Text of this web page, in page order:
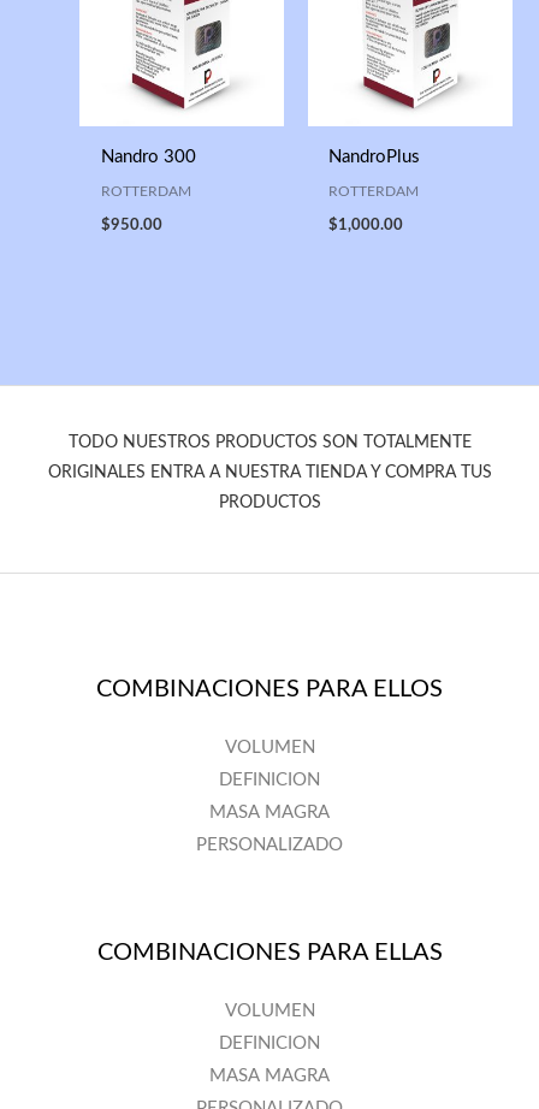
Nandro 300
ROTTERDAM
$950.00
NandroPlus
ROTTERDAM
$1,000.00
TODO NUESTROS PRODUCTOS SON TOTALMENTE
ORIGINALES ENTRA A NUESTRA TIENDA Y COMPRA TUS
PRODUCTOS
COMBINACIONES PARA ELLOS
VOLUMEN
DEFINICION
MASA MAGRA
PERSONALIZADO
COMBINACIONES PARA ELLAS
VOLUMEN
DEFINICION
MASA MAGRA